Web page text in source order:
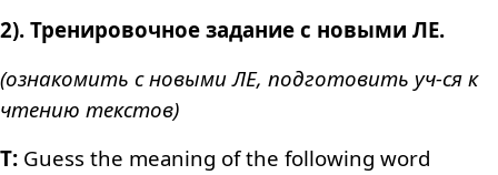
2). Тренировочное задание с новыми ЛЕ.
(ознакомить с новыми ЛЕ, подготовить уч-ся к
чтению текстов)
T: Guess the meaning of the following word